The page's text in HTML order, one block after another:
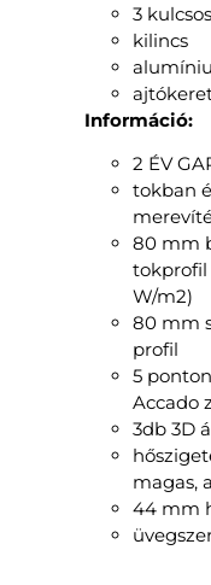
3
kilincs
Információ:
2 ÉV
tokban
80 mm
tokprofil
W/m2)
80 mm
profil
5
Accado
3db 3D
magas,
44 mm